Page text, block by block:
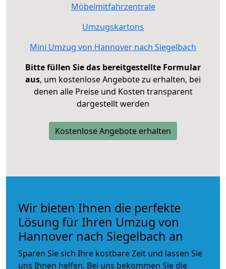
Möbelmitfahrzentrale
Umzugskartons
Mini Umzug von Hannover nach Siegelbach
Bitte füllen Sie das bereitgestellte Formular
aus, um kostenlose Angebote zu erhalten, bei
denen alle Preise und Kosten transparent
dargestellt werden
Kostenlose Angebote erhalten
Wir bieten Ihnen die perfekte
Lösung für Ihren Umzug von
Hannover nach Siegelbach an
Sparen Sie sich Ihre kostbare Zeit und lassen Sie
uns Ihnen helfen. Bei uns bekommen Sie die